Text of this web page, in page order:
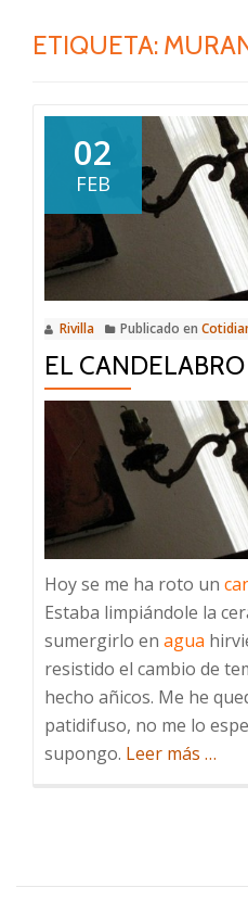
ETIQUETA:
02
FEB
Rivilla Publicado en
EL CANDELABRO
Hoy se me ha roto un
Estaba limpiándole la
sumergirlo en agua
resistido el cambio de
hecho añicos. Me he
patidifuso, no me lo
supongo. Leer más acerca
…